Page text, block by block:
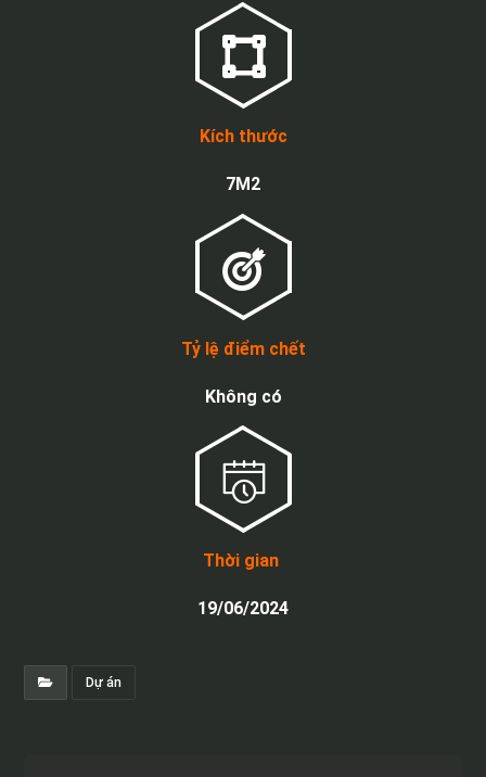
Kích thước
7M2
Tỷ lệ điểm chết
Không có
Thời gian
19/06/2024
Dự án